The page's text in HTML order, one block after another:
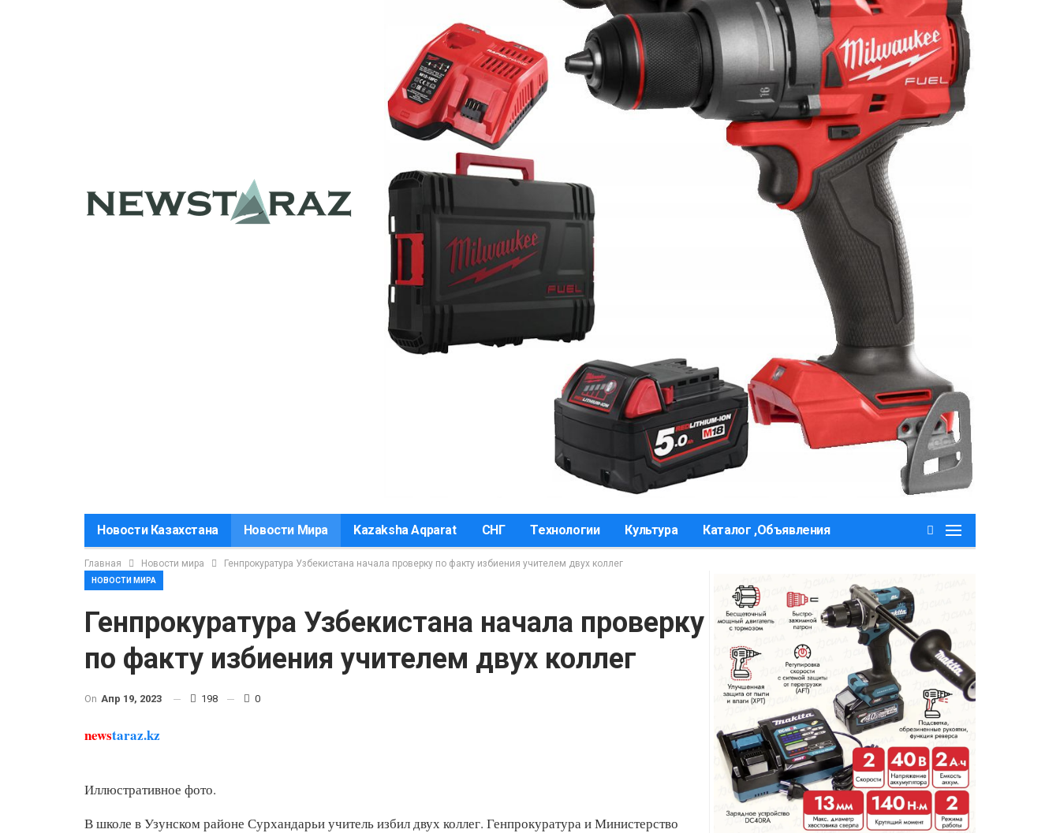
Новости Казахстана Новости Мира Kazaksha Aqparat СНГ Технологии Культура Каталог ,Объявления
Главная Новости мира Генпрокуратура Узбекистана начала проверку по факту избиения учителем двух коллег
НОВОСТИ МИРА
Генпрокуратура Узбекистана начала проверку
по факту избиения учителем двух коллег
On Апр 19, 2023 198 0
newstaraz.kz
Иллюстративное фото.
В школе в Узунском районе Сурхандарьи учитель избил двух коллег. Генпрокуратура и Министерство